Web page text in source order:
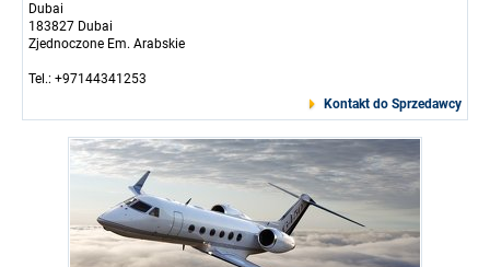
Dubai
183827 Dubai
Zjednoczone Em. Arabskie
Tel.: +97144341253
Kontakt do Sprzedawcy